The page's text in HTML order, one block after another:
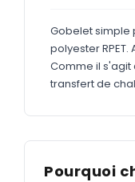
Adhésifs vitrine
MARQUAGE
Polos Nouveau
Sweatshirts
Gobelet simple
polyester RPET.
Comme il s'agit
transfert de
Pourquoi